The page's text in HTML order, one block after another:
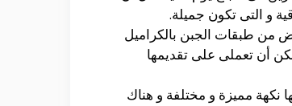
و التى تكون جميلة.
من طبقات الجبن بالكراميل
أن تعملى على تقديمها
نكهة مميزة و مختلفة و هناك